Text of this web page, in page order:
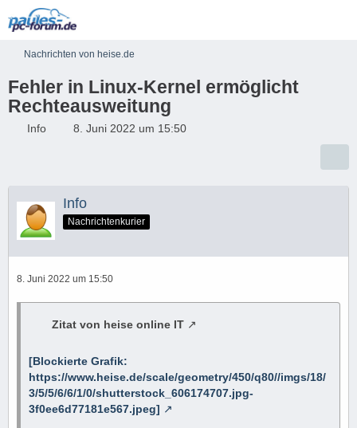
Nachrichten von heise.de
Fehler in Linux-Kernel ermöglicht
Rechteausweitung
Info 8. Juni 2022 um 15:50
Info
Nachrichtenkurier
8. Juni 2022 um 15:50
Zitat von heise online IT
[Blockierte Grafik:
https://www.heise.de/scale/geometry/450/q80//imgs/18/
3/5/5/6/6/1/0/shutterstock_606174707.jpg-
3f0ee6d77181e567.jpeg]